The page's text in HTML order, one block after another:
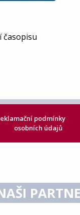
časopisu
podmínky
osobních údajů